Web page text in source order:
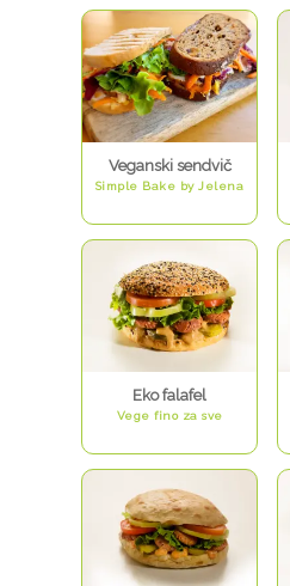
Veganski sendvič
Simple Bake by Jelena
Eko falafel
Vege fino za sve